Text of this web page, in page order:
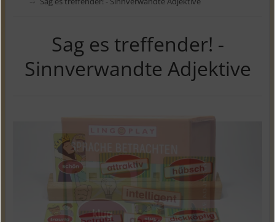
Sag es treffender! -
Sinnverwandte Adjektive